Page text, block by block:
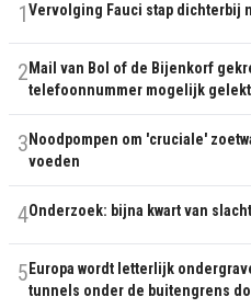
1Vervolging Fauci stap dichterbij
2 Mail van Bol of de Bijenkorf
telefoonnummer mogelijk gelekt
3 Noodpompen om 'cruciale'
voeden
4Onderzoek: bijna kwart van
5 Europa wordt letterlijk
tunnels onder de buitengrens